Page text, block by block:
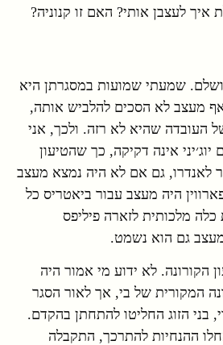
לעצבן אותי? האם זו קנוניה?
שמעתי שמועות במסגרתן היא
מעצב לא הסכים להלביש אותה,
העובדה שהיא לא רזה. ולכך, אני
אינה דקיקה, כך שהטיעון
גם אם לא היה נמצא מעצב
היה מעצב עבור ביאטריס כל
מלכותית לזארה פיליפס
הקורונה. לא ידוע מי אמור היה
המקורית של בי, אך לאור הסגר
בני הזוג החליטו להתחתן בהקדם.
ההנחיות להתרכך, התקבלה